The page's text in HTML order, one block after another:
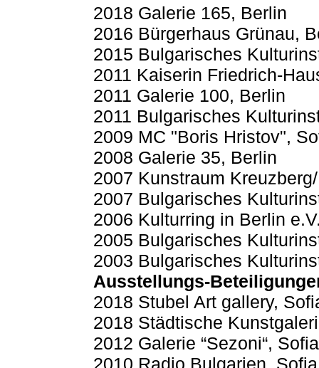
2018 Galerie 165, Berlin
2016 Bürgerhaus Grünau,
2015 Bulgarisches
2011 Kaiserin Friedrich-
2011 Galerie 100, Berlin
2011 Bulgarisches
2009 MC "Boris Hristov",
2008 Galerie 35, Berlin
2007 Kunstraum
2007 Bulgarisches
2006 Kulturring in Berlin
2005 Bulgarisches
2003 Bulgarisches
Ausstellungs-
2018 Stubel Art gallery,
2018 Städtische
2012 Galerie “Sezoni“, Sofia
2010 Radio Bulgarien, Sofia